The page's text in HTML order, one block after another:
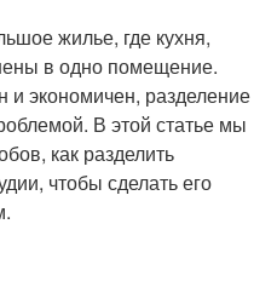
жилье, где кухня,
в одно помещение.
и экономичен, разделение
В этой статье мы
как разделить
чтобы сделать его